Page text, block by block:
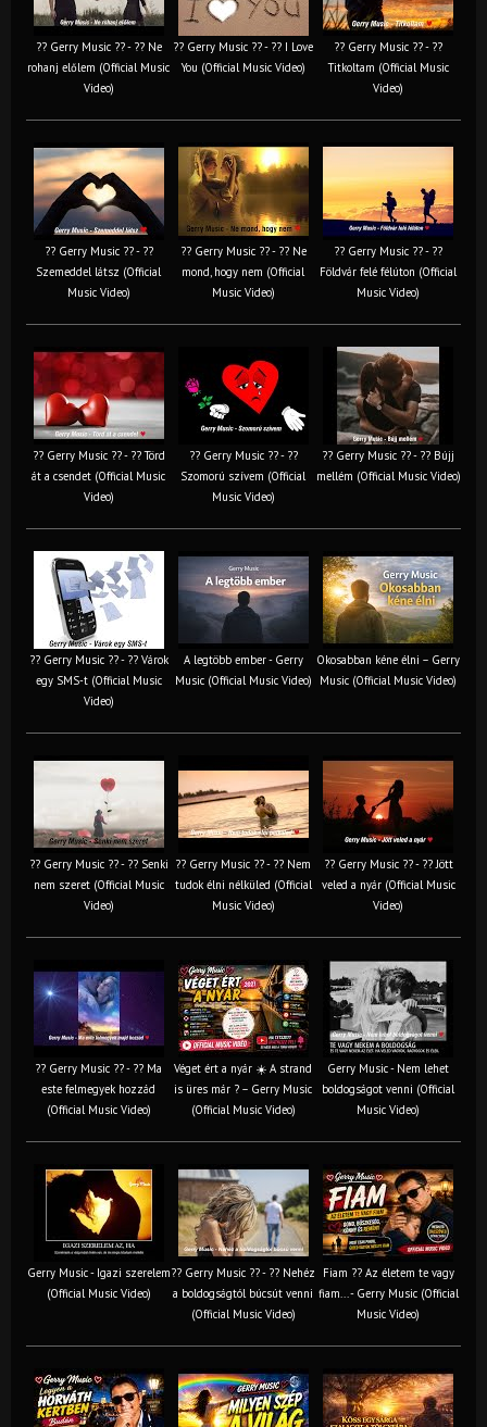
?? Gerry Music ?? - ?? Ne
rohanj előlem (Official Music
Video)
?? Gerry Music ?? - ?? I Love
You (Official Music Video)
?? Gerry Music ?? - ??
Titkoltam (Official Music
Video)
?? Gerry Music ?? - ??
Szemeddel látsz (Official
Music Video)
?? Gerry Music ?? - ?? Ne
mond, hogy nem (Official
Music Video)
?? Gerry Music ?? - ??
Földvár felé félúton (Official
Music Video)
?? Gerry Music ?? - ?? Törd
át a csendet (Official Music
Video)
?? Gerry Music ?? - ??
Szomorú szívem (Official
Music Video)
?? Gerry Music ?? - ?? Bújj
mellém (Official Music Video)
?? Gerry Music ?? - ?? Várok
egy SMS-t (Official Music
Video)
A legtöbb ember - Gerry
Music (Official Music Video)
Okosabban kéne élni – Gerry
Music (Official Music Video)
?? Gerry Music ?? - ?? Senki
nem szeret (Official Music
Video)
?? Gerry Music ?? - ?? Nem
tudok élni nélküled (Official
Music Video)
?? Gerry Music ?? - ?? Jött
veled a nyár (Official Music
Video)
?? Gerry Music ?? - ?? Ma
este felmegyek hozzád
(Official Music Video)
Véget ért a nyár ☀️ A strand
is üres már ? – Gerry Music
(Official Music Video)
Gerry Music - Nem lehet
boldogságot venni (Official
Music Video)
Gerry Music - Igazi szerelem
(Official Music Video)
?? Gerry Music ?? - ?? Nehéz
a boldogságtól búcsút venni
(Official Music Video)
Fiam ?‍? Az életem te vagy
fiam... - Gerry Music (Official
Music Video)